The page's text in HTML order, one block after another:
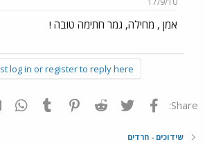
אמן , מחילה, גמר חתימה טובה !
log in or register to reply here.
Share: פייסבוק Twitter
Reddit
Pinterest
Tumblr
שידוכים - חרדים